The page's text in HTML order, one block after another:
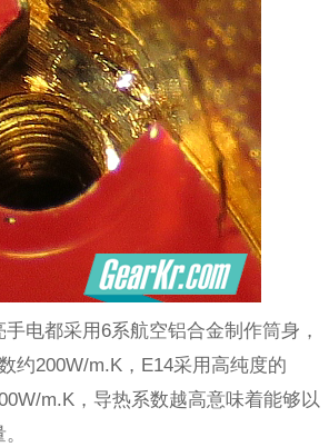
电都采用6系航空铝合金制作筒身，
约200W/m.K，E14采用高纯度的
m.K，导热系数越高意味着能够以